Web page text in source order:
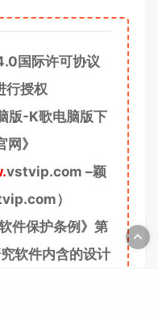
国际许可协议
行授权
版-K歌电脑版下
》
vstvip.com –颖
）
件保护条例》第
软件内含的设计
示、传输或者存
可以不经软件著